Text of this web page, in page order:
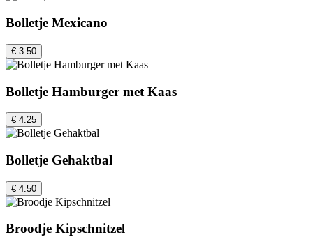
Bolletje Mexicano
€ 3.50
Bolletje Hamburger met Kaas
€ 4.25
Bolletje Gehaktbal
€ 4.50
Broodje Kipschnitzel